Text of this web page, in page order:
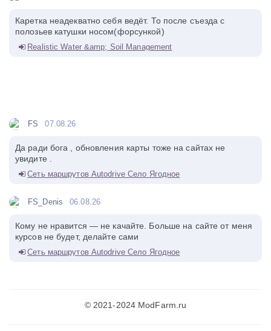
Каретка неадекватно себя ведёт. То после съезда с
полозьев катушки носом(форсункой)
Realistic Water &amp; Soil Management
FS 07.08.26
Да ради бога , обновления карты тоже на сайтах не
увидите .
Сеть маршрутов Autodrive Село Ягодное
FS_Denis 06.08.26
Кому не нравится — не качайте. Больше на сайте от меня
курсов не будет, делайте сами
Сеть маршрутов Autodrive Село Ягодное
© 2021-2024 ModFarm.ru